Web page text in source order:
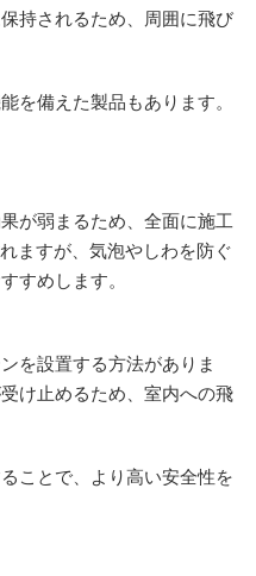
持されるため、周囲に飛び
を備えた製品もあります。
が弱まるため、全面に施工
ますが、気泡やしわを防ぐ
すめします。
を設置する方法がありま
け止めるため、室内への飛
ことで、より高い安全性を